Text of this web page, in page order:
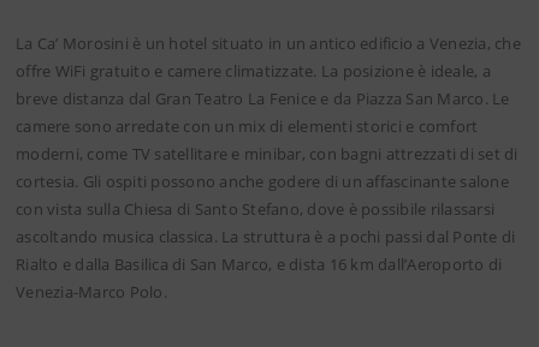
La Ca’ Morosini è un hotel situato in un antico edificio a Venezia, che
offre WiFi gratuito e camere climatizzate. La posizione è ideale, a
breve distanza dal Gran Teatro La Fenice e da Piazza San Marco. Le
camere sono arredate con un mix di elementi storici e comfort
moderni, come TV satellitare e minibar, con bagni attrezzati di set di
cortesia. Gli ospiti possono anche godere di un affascinante salone
con vista sulla Chiesa di Santo Stefano, dove è possibile rilassarsi
ascoltando musica classica. La struttura è a pochi passi dal Ponte di
Rialto e dalla Basilica di San Marco, e dista 16 km dall’Aeroporto di
Venezia-Marco Polo.